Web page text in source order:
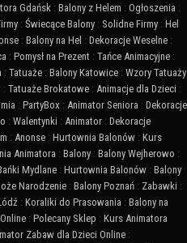
Gdańsk : Balony z Helem : Ogłoszenia :
: Świecące Balony : Solidne Firmy : Hel
: Balony na Hel : Dekoracje Weselne :
: Pomysł na Prezent : Tańce Animacyjne :
: Tatuaże : Balony Katowice : Wzory Tatuaży
: Tatuaże Brokatowe : Animacje dla Dzieci :
: PartyBox : Animator Seniora : Dekoracje
: Walentynki : Animator : Dekoracje
: Anonse : Hurtownia Balonów : Kurs
Animatora : Balony : Balony Wejherowo :
Mydlane : Hurtownia Balonów : Balony
Narodzenie : Balony Poznań : Zabawki :
: Koraliki do Prasowania : Balony na
: Polecany Sklep : Kurs Animatora
Zabaw dla Dzieci Online :